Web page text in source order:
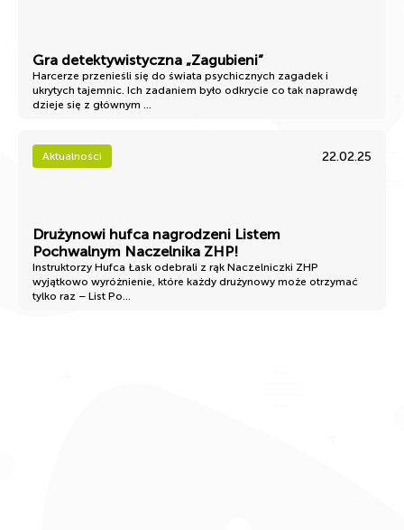
Gra detektywistyczna „Zagubieni”
Harcerze przenieśli się do świata psychicznych zagadek i
ukrytych tajemnic. Ich zadaniem było odkrycie co tak naprawdę
dzieje się z głównym ...
Aktualności 22.02.25
Drużynowi hufca nagrodzeni Listem
Pochwalnym Naczelnika ZHP!
Instruktorzy Hufca Łask odebrali z rąk Naczelniczki ZHP
wyjątkowo wyróżnienie, które każdy drużynowy może otrzymać
tylko raz – List Po...